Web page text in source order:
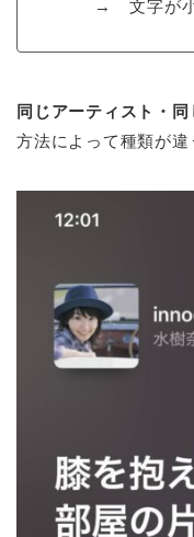
→ 文字が小
同じアーティスト・
方法によって種類が違